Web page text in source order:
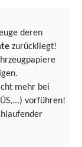
deren
zurückliegt!
mehr bei
vorführen!